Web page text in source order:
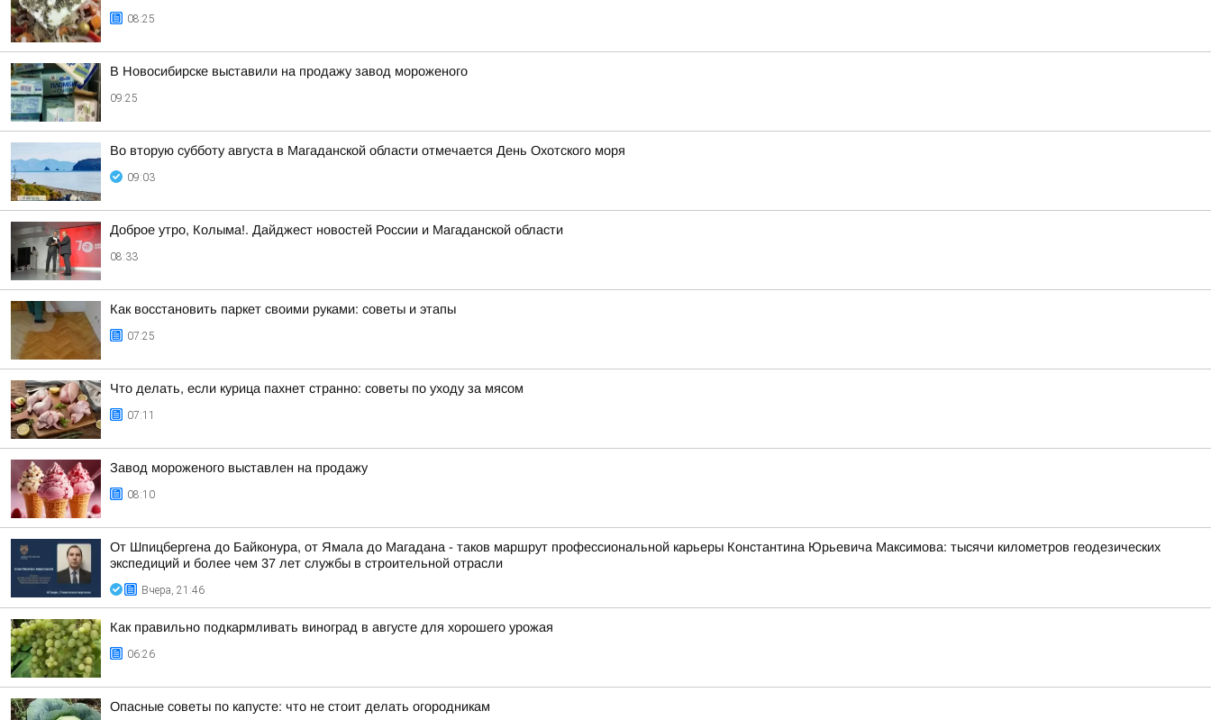
08:25
В Новосибирске выставили на продажу завод мороженого
09:25
Во вторую субботу августа в Магаданской области отмечается День Охотского моря
09:03
Доброе утро, Колыма!. Дайджест новостей России и Магаданской области
08:33
Как восстановить паркет своими руками: советы и этапы
07:25
Что делать, если курица пахнет странно: советы по уходу за мясом
07:11
Завод мороженого выставлен на продажу
08:10
От Шпицбергена до Байконура, от Ямала до Магадана - таков маршрут профессиональной карьеры Константина Юрьевича Максимова: тысячи километров геодезических
экспедиций и более чем 37 лет службы в строительной отрасли
Вчера, 21:46
Как правильно подкармливать виноград в августе для хорошего урожая
06:26
Опасные советы по капусте: что не стоит делать огородникам